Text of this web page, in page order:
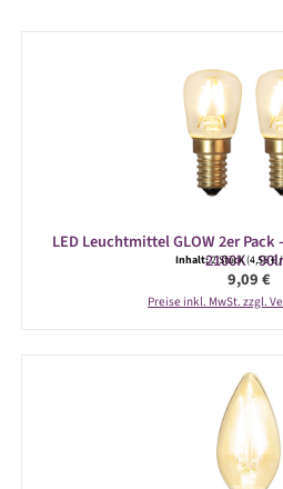
LED Leuchtmittel GLOW 2er Pack
2100K -
Inhalt:2 Stück(4,55 €
9,09 €
Preise inkl. MwSt. zzgl.